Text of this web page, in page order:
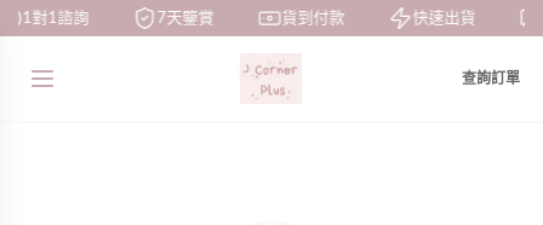
1對1諮詢 7天鑒賞 貨到付款 快速出貨
查詢訂單